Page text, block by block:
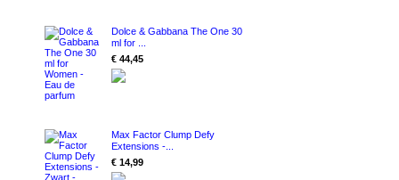
Dolce & Gabbana The One 30
ml for ...
€ 44,45
Max Factor Clump Defy
Extensions -...
€ 14,99